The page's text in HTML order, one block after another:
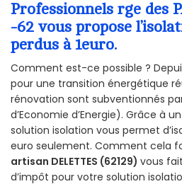
Professionnels rge des
-62 vous propose
perdus à 1euro.
Comment est-ce possible ?
pour une transition énergétique
rénovation sont subventionnés
d’Economie d’Energie). Grâce à
solution isolation vous permet
euro seulement. Comment cela
artisan DELETTES (62129) vous
d’impôt pour votre solution